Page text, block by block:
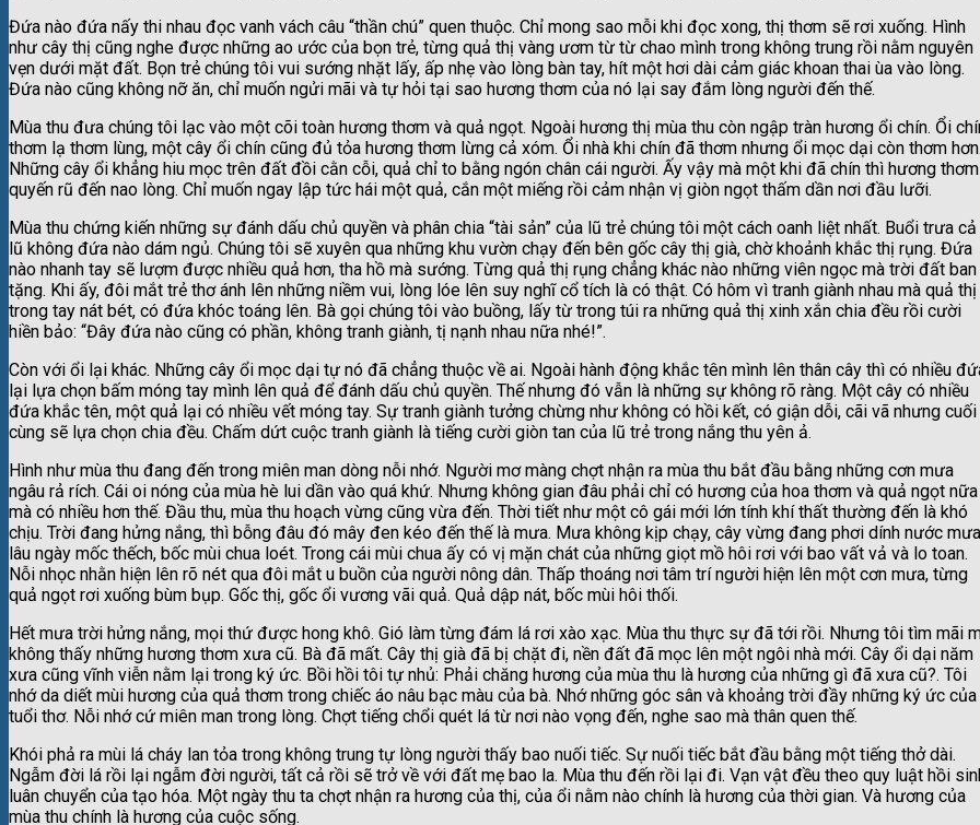
Đứa nào đứa nấy thi nhau đọc vanh vách câu “thần chú” quen thuộc. Chỉ mong sao mỗi khi đọc xong, thị thơm sẽ rơi xuống. Hình
như cây thị cũng nghe được những ao ước của bọn trẻ, từng quả thị vàng ươm từ từ chao mình trong không trung rồi nằm nguyên
vẹn dưới mặt đất. Bọn trẻ chúng tôi vui sướng nhặt lấy, ấp nhẹ vào lòng bàn tay, hít một hơi dài cảm giác khoan thai ùa vào lòng.
Đứa nào cũng không nỡ ăn, chỉ muốn ngửi mãi và tự hỏi tại sao hương thơm của nó lại say đắm lòng người đến thế.
Mùa thu đưa chúng tôi lạc vào một cõi toàn hương thơm và quả ngọt. Ngoài hương thị mùa thu còn ngập tràn hương ổi chín. Ổi
thơm lạ thơm lùng, một cây ổi chín cũng đủ tỏa hương thơm lừng cả xóm. Ổi nhà khi chín đã thơm nhưng ổi mọc dại còn thơm hơn.
Những cây ổi khẳng hiu mọc trên đất đồi cằn cỗi, quả chỉ to bằng ngón chân cái người. Ấy vậy mà một khi đã chín thì hương thơm
quyến rũ đến nao lòng. Chỉ muốn ngay lập tức hái một quả, cắn một miếng rồi cảm nhận vị giòn ngọt thấm dần nơi đầu lưỡi.
Mùa thu chứng kiến những sự đánh dấu chủ quyền và phân chia “tài sản” của lũ trẻ chúng tôi một cách oanh liệt nhất. Buổi trưa cả
lũ không đứa nào dám ngủ. Chúng tôi sẽ xuyên qua những khu vườn chạy đến bên gốc cây thị già, chờ khoảnh khắc thị rụng. Đứa
nào nhanh tay sẽ lượm được nhiều quả hơn, tha hồ mà sướng. Từng quả thị rụng chẳng khác nào những viên ngọc mà trời đất ban
tặng. Khi ấy, đôi mắt trẻ thơ ánh lên những niềm vui, lòng lóe lên suy nghĩ cổ tích là có thật. Có hôm vì tranh giành nhau mà quả thị
trong tay nát bét, có đứa khóc toáng lên. Bà gọi chúng tôi vào buồng, lấy từ trong túi ra những quả thị xinh xắn chia đều rồi cười
hiền bảo: “Đây đứa nào cũng có phần, không tranh giành, tị nạnh nhau nữa nhé!”.
Còn với ổi lại khác. Những cây ổi mọc dại tự nó đã chẳng thuộc về ai. Ngoài hành động khắc tên mình lên thân cây thì có nhiều
lại lựa chọn bấm móng tay mình lên quả để đánh dấu chủ quyền. Thế nhưng đó vẫn là những sự không rõ ràng. Một cây có nhiều
đứa khắc tên, một quả lại có nhiều vết móng tay. Sự tranh giành tưởng chừng như không có hồi kết, có giận dỗi, cãi vã nhưng cuối
cùng sẽ lựa chọn chia đều. Chấm dứt cuộc tranh giành là tiếng cười giòn tan của lũ trẻ trong nắng thu yên ả.
Hình như mùa thu đang đến trong miên man dòng nỗi nhớ. Người mơ màng chợt nhận ra mùa thu bắt đầu bằng những cơn mưa
ngâu rả rích. Cái oi nóng của mùa hè lui dần vào quá khứ. Nhưng không gian đâu phải chỉ có hương của hoa thơm và quả ngọt nữa
mà có nhiều hơn thế. Đầu thu, mùa thu hoạch vừng cũng vừa đến. Thời tiết như một cô gái mới lớn tính khí thất thường đến là khó
chịu. Trời đang hửng nắng, thì bỗng đâu đó mây đen kéo đến thế là mưa. Mưa không kịp chạy, cây vừng đang phơi dính nước mưa
lâu ngày mốc thếch, bốc mùi chua loét. Trong cái mùi chua ấy có vị mặn chát của những giọt mồ hôi rơi với bao vất vả và lo toan.
Nỗi nhọc nhằn hiện lên rõ nét qua đôi mắt u buồn của người nông dân. Thấp thoáng nơi tâm trí người hiện lên một cơn mưa, từng
quả ngọt rơi xuống bùm bụp. Gốc thị, gốc ổi vương vãi quả. Quả dập nát, bốc mùi hôi thối.
Hết mưa trời hửng nắng, mọi thứ được hong khô. Gió làm từng đám lá rơi xào xạc. Mùa thu thực sự đã tới rồi. Nhưng tôi tìm mãi
không thấy những hương thơm xưa cũ. Bà đã mất. Cây thị già đã bị chặt đi, nền đất đã mọc lên một ngôi nhà mới. Cây ổi dại năm
xưa cũng vĩnh viễn nằm lại trong ký ức. Bồi hồi tôi tự nhủ: Phải chăng hương của mùa thu là hương của những gì đã xưa cũ?. Tôi
nhớ da diết mùi hương của quả thơm trong chiếc áo nâu bạc màu của bà. Nhớ những góc sân và khoảng trời đầy những ký ức của
tuổi thơ. Nỗi nhớ cứ miên man trong lòng. Chợt tiếng chổi quét lá từ nơi nào vọng đến, nghe sao mà thân quen thế.
Khói phả ra mùi lá cháy lan tỏa trong không trung tự lòng người thấy bao nuối tiếc. Sự nuối tiếc bắt đầu bằng một tiếng thở dài.
Ngẫm đời lá rồi lại ngẫm đời người, tất cả rồi sẽ trở về với đất mẹ bao la. Mùa thu đến rồi lại đi. Vạn vật đều theo quy luật hồi
luân chuyển của tạo hóa. Một ngày thu ta chợt nhận ra hương của thị, của ổi nằm nào chính là hương của thời gian. Và hương của
mùa thu chính là hương của cuộc sống.